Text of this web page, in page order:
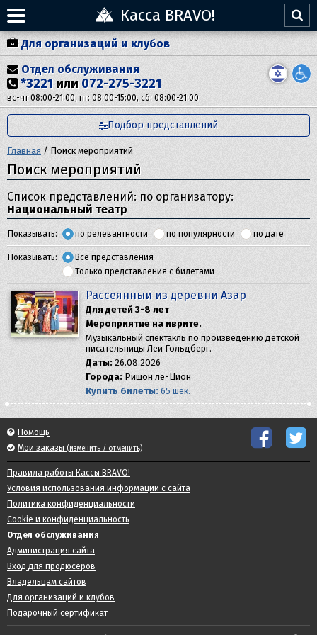
Касса BRAVO!
Для организаций и клубов
Отдел обслуживания
*3221 или 072-275-3221
вс-чт 08:00-21:00, пт: 08:00-15:00, сб: 08:00-21:00
Подбор представлений
Главная / Поиск мероприятий
Поиск мероприятий
Список представлений: по организатору:
Национальный театр
Показывать: по релевантности по популярности по дате
Показывать:
Все представления
Только представления с билетами
Рассеянный из деревни Азар
Для детей 3-8 лет
Мероприятие на иврите.
Музыкальный спектакль по произведению детской
писательницы Леи Гольдберг.
Даты: 26.08.2026
Города: Ришон ле-Цион
Купить билеты: 65 шек.
Помощь
Мои заказы (изменить / отменить)
Правила работы Кассы BRAVO!
Условия использования информации с сайта
Политика конфиденциальности
Cookie и конфиденциальность
Отдел обслуживания
Администрация сайта
Вход для продюсеров
Владельцам сайтов
Для организаций и клубов
Подарочный сертификат